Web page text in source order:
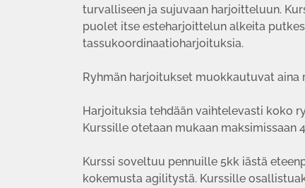
turvalliseen ja sujuvaan harjoitteluun.
puolet itse esteharjoittelun alkeita
tassukoordinaatioharjoituksia.
Ryhmän harjoitukset muokkautuvat aina
Harjoituksia tehdään vaihtelevasti koko
Kurssille otetaan mukaan maksimissaan
Kurssi soveltuu pennuille 5kk iästä
kokemusta agilitystä. Kurssille